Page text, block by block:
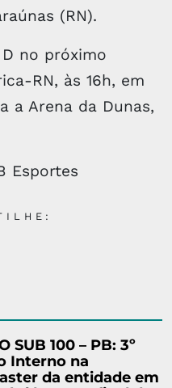
(RN).
no próximo
RN, às 16h, em
a Arena da Dunas,
Esportes
SUB 100 – PB: 3º
Interno na
da entidade em